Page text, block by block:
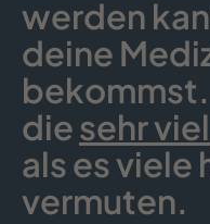
werden
deine
bekommst.
diesehr
als es viele
vermuten.